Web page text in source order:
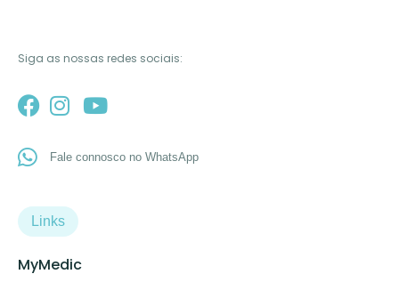
Siga as nossas redes sociais:
Fale connosco no WhatsApp
Links
MyMedic